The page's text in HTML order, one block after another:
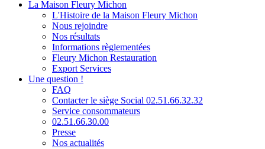
La Maison Fleury Michon
L'Histoire de la Maison Fleury Michon
Nous rejoindre
Nos résultats
Informations règlementées
Fleury Michon Restauration
Export Services
Une question !
FAQ
Contacter le siège Social 02.51.66.32.32
Service consommateurs
02.51.66.30.00
Presse
Nos actualités